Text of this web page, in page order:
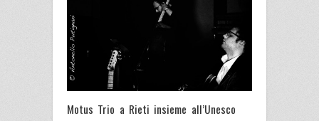
Motus Trio a Rieti insieme all’Unesco